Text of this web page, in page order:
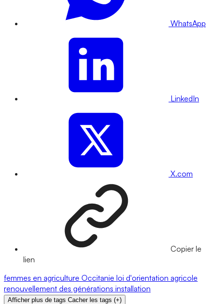
WhatsApp
LinkedIn
X.com
Copier le
lien
femmes en agriculture Occitanie loi d'orientation agricole
renouvellement des générations installation
Afficher plus de tags Cacher les tags (+)